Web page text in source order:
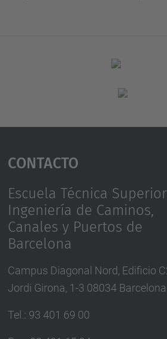
Contacto
Escuela Técnica
Ingeniería de Caminos,
Canales y Puertos de
Barcelona
Campus Diagonal Nord, Edificio
Jordi Girona, 1-3 08034 Barcelona
Tel. : 93 401 69 00